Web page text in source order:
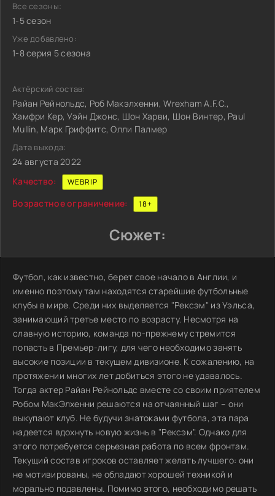
Все сезоны:
1-5 сезон
Уже добавлено:
1-8 серия 5 сезона
Актёрский состав:
Райан Рейнольдс, Роб Макэлхенни, Wrexham A.F.C.,
Хамфри Кер, Уэйн Джонс, Шон Харви, Шон Винтер, Paul
Mullin, Марк Гриффитс, Олли Палмер
Дата выхода:
24 августа 2022
Качество:
WEBRIP
Возрастное ограничение: 18+
Сюжет:
Футбол, как известно, берет свое начало в Англии, и
именно поэтому там находятся старейшие футбольные
клубы в мире. Среди них выделяется "Рексэм" из Уэльса,
занимающий третье место по возрасту. Несмотря на
славную историю, команда по-прежнему стремится
попасть в Премьер-лигу, для чего необходимо занять
высокие позиции в текущем дивизионе. К сожалению, на
протяжении многих лет добиться этого не удавалось.
Тогда актер Райан Рейнольдс вместе со своим приятелем
Робом МакЭлхенни решаются на отчаянный шаг – они
выкупают клуб. Не будучи знатоками футбола, эта пара
надеется вдохнуть новую жизнь в "Рексэм". Однако для
этого потребуется серьезная работа по всем фронтам.
Текущий состав игроков оставляет желать лучшего: они
не мотивированы, не обладают хорошей техникой и
морально подавлены. Помимо этого, необходимо решать